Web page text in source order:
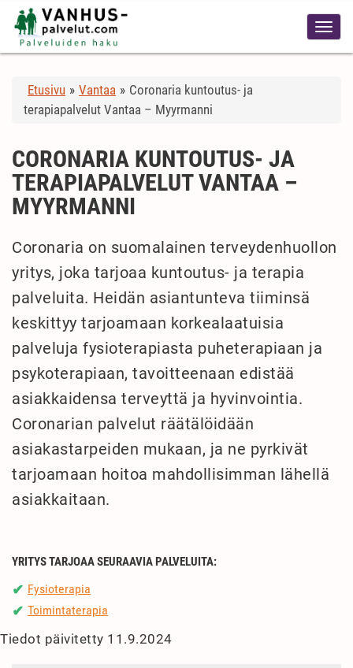
Etusivu » Vantaa » Coronaria kuntoutus- ja
terapiapalvelut Vantaa – Myyrmanni
CORONARIA KUNTOUTUS- JA
TERAPIAPALVELUT VANTAA –
MYYRMANNI
Coronaria on suomalainen terveydenhuollon
yritys, joka tarjoaa kuntoutus- ja terapia
palveluita. Heidän asiantunteva tiiminsä
keskittyy tarjoamaan korkealaatuisia
palveluja fysioterapiasta puheterapiaan ja
psykoterapiaan, tavoitteenaan edistää
asiakkaidensa terveyttä ja hyvinvointia.
Coronarian palvelut räätälöidään
asiakastarpeiden mukaan, ja ne pyrkivät
tarjoamaan hoitoa mahdollisimman lähellä
asiakkaitaan.
YRITYS TARJOAA SEURAAVIA PALVELUITA:
✔ Fysioterapia
✔ Toimintaterapia
Tiedot päivitetty 11.9.2024